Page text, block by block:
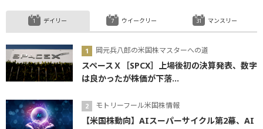
デイリー
岡元兵八郎の米国株マスターへの道
スペースＸ［SPCX］上場後初の決算発表、数字
は良かったが株価が下落...
モトリーフール米国株情報
【米国株動向】AIスーパーサイクル第2幕、AI
ウイークリー マンスリー